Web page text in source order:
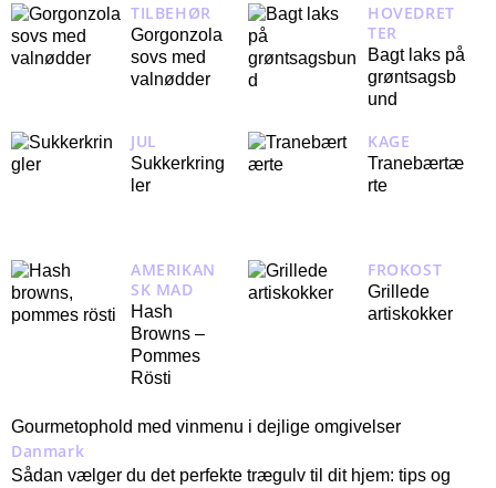
TILBEHØR
Gorgonzola
sovs med
valnødder
JUL
Sukkerkring
ler
AMERIKAN
SK MAD
Hash
Browns –
Pommes
Rösti
HOVEDRET
TER
Bagt laks på
grøntsagsb
und
KAGE
Tranebærtæ
rte
FROKOST
Grillede
artiskokker
Gourmetophold med vinmenu i dejlige omgivelser
Danmark
Sådan vælger du det perfekte trægulv til dit hjem: tips og